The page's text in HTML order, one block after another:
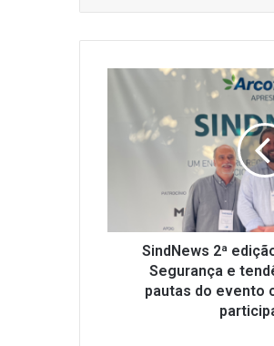
SindNews
foram
SindNews 2ª
Segurança e
pautas do evento